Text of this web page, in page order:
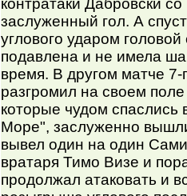
контратаки Дабровски
заслуженный гол. А
углового ударом
подавлена и не имела
время. В другом матче 7-
разгромил на своем
которые чудом
Море", заслуженно
вывел один на один
вратаря Тимо Визе и
продолжал атаковать и